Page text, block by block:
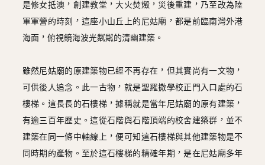
是修女抵澳，創建教堂，大火焚燬，災後重建，乃至改為陸
軍軍營的時刻，這座小山丘上的尼姑廟，都是前臨南灣外港
海面，俯視鏡海波光粼粼的清幽建築。
雖然尼姑廟的原建築物已經不再存在，但其實尚有一文物，
可供後人追念。此一古物，就是聖羅撒學校正門入口處的石
樓梯。這長長的石樓梯，據稱就是當年尼姑廟的原有建築，
有逾三百年歷史。這從石階與石階頂端的校舍建築群，並不
建築在同一條中軸線上，便可知這石樓梯與其他建築物是不
同時期的產物。至於這石樓梯的精確年期，是在尼姑廟多年